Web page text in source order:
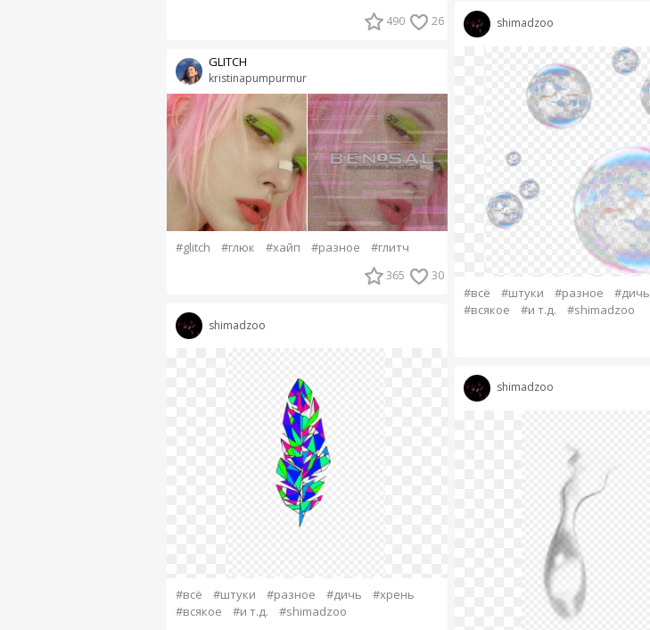
490 26
kristinapumpurmur
GLITCH
#glitch #глюк #хайп #разное #глитч
365 30
shimadzoo
#всё #штуки #разное #дичь
#хрень
#всякое
#и т.д. #shimadzoo
shimadzoo
#всё #штуки #разное #дичь
#всякое
#и т.д. #shimadzoo
shimadzoo